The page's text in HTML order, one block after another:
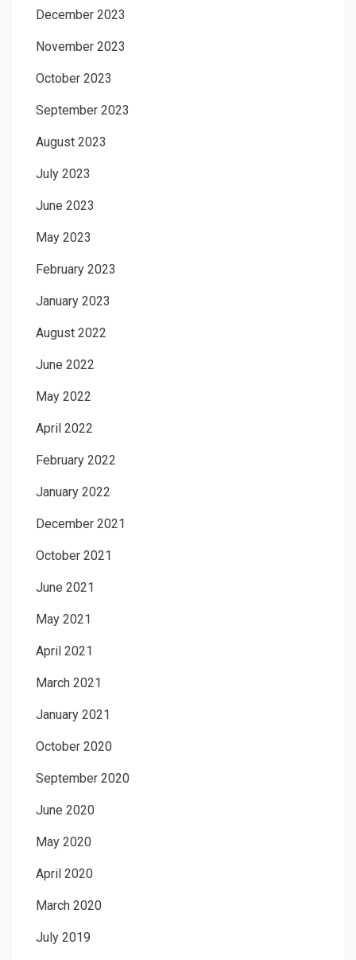
December 2023
November 2023
October 2023
September 2023
August 2023
July 2023
June 2023
May 2023
February 2023
January 2023
August 2022
June 2022
May 2022
April 2022
February 2022
January 2022
December 2021
October 2021
June 2021
May 2021
April 2021
March 2021
January 2021
October 2020
September 2020
June 2020
May 2020
April 2020
March 2020
July 2019